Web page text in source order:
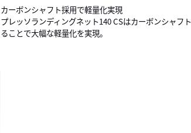
カーボンシャフト採用で軽量化実現
プレッソランディングネット140 CSはカーボンシャフ
ることで大幅な軽量化を実現。